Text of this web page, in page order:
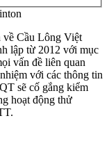
về Cầu Lông Việt
lập từ 2012 với mục
vấn đề liên quan
với các thông tin
sẽ cố gắng kiểm
hoạt động thử